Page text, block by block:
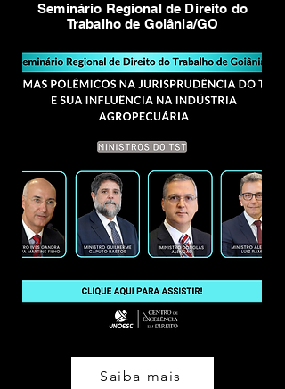
Seminário Regional de Direito do
Trabalho de Goiânia/GO
Saiba mais